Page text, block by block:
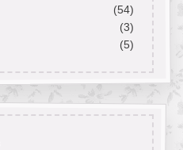
(54)
(3)
(5)